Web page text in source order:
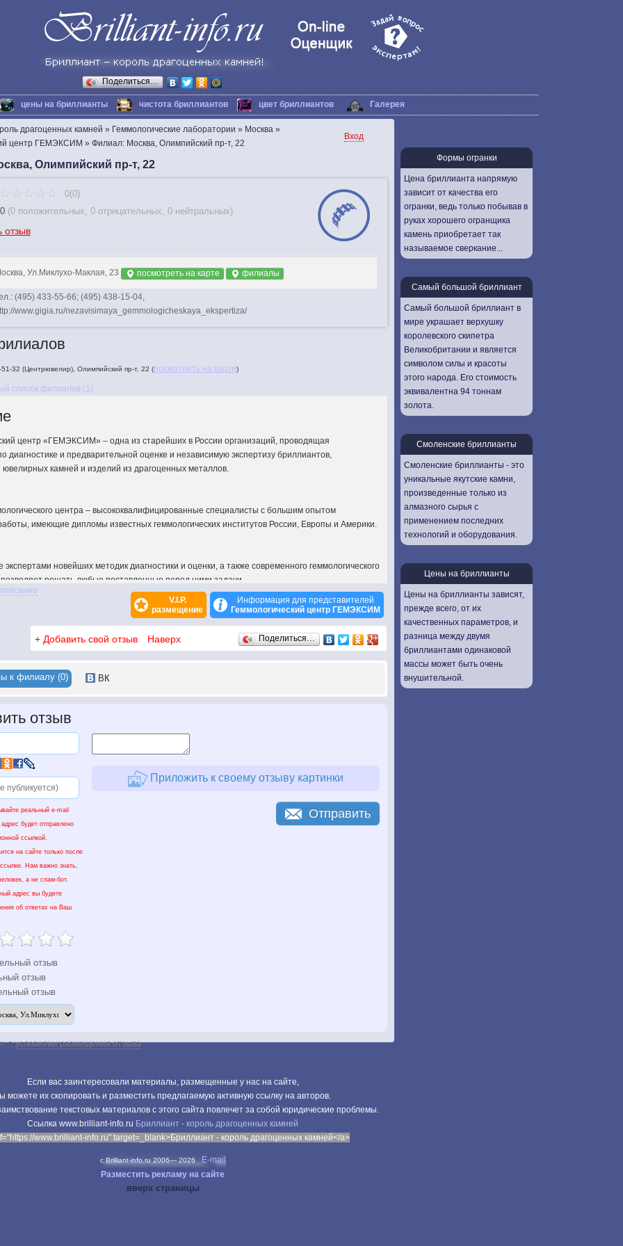
Поделиться…
цены на бриллианты чистота бриллиантов цвет бриллиантов Галерея
драгоценных камней » Геммологические лаборатории » Москва »
центр ГЕМЭКСИМ » Филиал: Москва, Олимпийский пр-т, 22
Вход
Олимпийский пр-т, 22
0(0)
0 (0 положительных, 0 отрицательных, 0 нейтральных)
отзыв
Ул.Миклухо-Маклая, 23 посмотреть на карте филиалы
(495) 433-55-66; (495) 438-15-04,
www.gigia.ru/nezavisimaya_gemmologicheskaya_ekspertiza/
51-32 (Центрювелир), Олимпийский пр-т, 22 (посмотреть на карте)
список филиалов (1)
центр «ГЕМЭКСИМ» – одна из старейших в России организаций, проводящая
диагностике и предварительной оценке и независимую экспертизу бриллиантов,
ювелирных камней и изделий из драгоценных металлов.
центра – высококвалифицированные специалисты с большим опытом
имеющие дипломы известных геммологических институтов России, Европы и Америки.
экспертами новейших методик диагностики и оценки, а также современного геммологического
решать любые поставленные перед ними задачи.
проводит консультации и оказывает квалифицированную помощь в организации
лабораторий, включая поставку и наладку геммологического оборудования, обучение работы
“Schneider”, “GIA GEM Instruments “ и др.
V.I.P.
размещение
Информация для представителей
Геммологический центр ГЕМЭКСИМ
+ Добавить свой отзыв Наверх Поделиться…
к филиалу (0) ВК
отзыв
реальный e-mail
будет отправлено
ссылкой.
на сайте только после
Нам важно знать,
а не спам-бот.
адрес вы будете
об ответах на Ваш
отзыв
отзыв
отзыв
Приложить к своему отзыву картинки
сусловиями размещения отзыва
Отправить
Если вас заинтересовали материалы, размещенные у нас на сайте,
можете их скопировать и разместить предлагаемую активную ссылку на авторов.
текстовых материалов с этого сайта повлечет за собой юридические проблемы.
Cсылка www.brilliant-info.ru Бриллиант - король драгоценных камней
www.brilliant-info.ru" target=_blank>Бриллиант - король драгоценных камней</a>
c Brilliant-info.ru 2006— 2026
E-mail
Разместить рекламу на сайте
вверх страницы
Формы огранки
Цена бриллианта напрямую
зависит от качества его
огранки, ведь только побывав в
руках хорошего огранщика
камень приобретает так
называемое сверкание...
Самый большой бриллиант
Самый большой бриллиант в
мире украшает верхушку
королевского скипетра
Великобритании и является
символом силы и красоты
этого народа. Его стоимость
эквивалентна 94 тоннам
золота.
Смоленские бриллианты
Смоленские бриллианты - это
уникальные якутские камни,
произведенные только из
алмазного сырья с
применением последних
технологий и оборудования.
Цены на бриллианты
Цены на бриллианты зависят,
прежде всего, от их
качественных параметров, и
разница между двумя
бриллиантами одинаковой
массы может быть очень
внушительной.